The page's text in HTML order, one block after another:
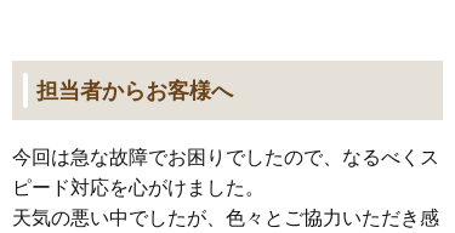
担当者からお客様へ
今回は急な故障でお困りでしたので、なるべくス
ピード対応を心がけました。
天気の悪い中でしたが、色々とご協力いただき感